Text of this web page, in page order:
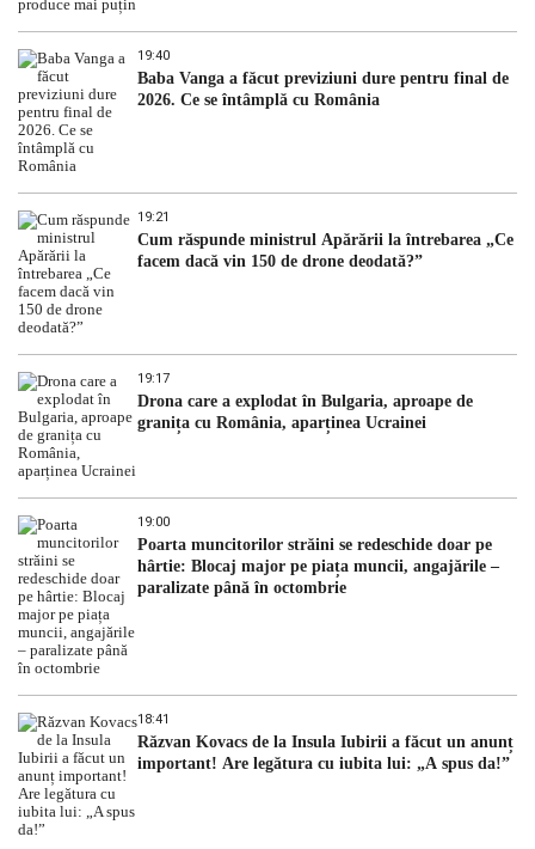
19:40
Baba Vanga a făcut previziuni dure pentru final de
2026. Ce se întâmplă cu România
19:21
Cum răspunde ministrul Apărării la întrebarea „Ce
facem dacă vin 150 de drone deodată?”
19:17
Drona care a explodat în Bulgaria, aproape de
granița cu România, aparținea Ucrainei
19:00
Poarta muncitorilor străini se redeschide doar pe
hârtie: Blocaj major pe piața muncii, angajările –
paralizate până în octombrie
18:41
Răzvan Kovacs de la Insula Iubirii a făcut un anunț
important! Are legătura cu iubita lui: „A spus da!”